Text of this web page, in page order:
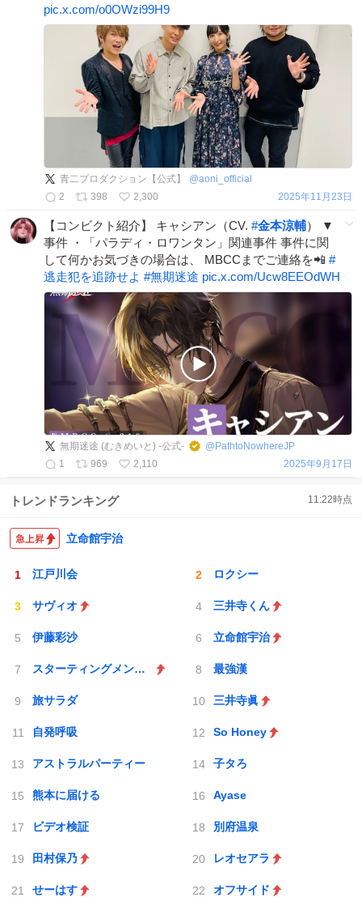
pic.x.com/o0OWzi99H9
青二プロダクション【公式】 @aoni_official
2
398 2,300 2025年11月23日
【コンビクト紹介】 キャシアン（CV. #金本涼輔） ▼
事件 ・「パラディ・ロワンタン」関連事件 事件に関
して何かお気づきの場合は、 MBCCまでご連絡を📲 #
逃走犯を追跡せよ #無期迷途 pic.x.com/Ucw8EEOdWH
無期迷途 (むきめいと) -公式- @ PathtoNowhereJP
1
969 2,110 2025年9月17日
トレンドランキング 11:22時点
立命館宇治
江戸川会 ロクシー
サヴィオ 三井寺くん
伊藤彩沙 立命館宇治
スターティングメンバー 最強漢
旅サラダ 三井寺眞
自発呼吸 So Honey
アストラルパーティー 子タろ
熊本に届ける Ayase
ビデオ検証 別府温泉
田村保乃 レオセアラ
せーはす オフサイド